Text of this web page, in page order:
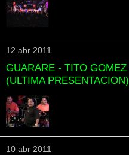
12 abr 2011
GUARARE - TITO GOMEZ
(ULTIMA PRESENTACION)
10 abr 2011